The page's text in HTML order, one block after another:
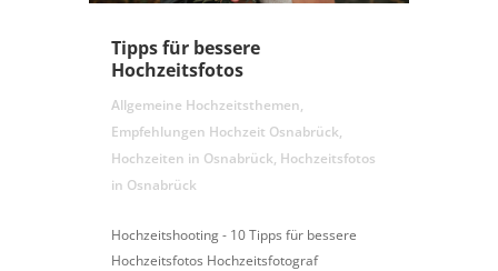
Tipps für bessere
Hochzeitsfotos
Allgemeine Hochzeitsthemen,
Empfehlungen Hochzeit Osnabrück,
Hochzeiten in Osnabrück, Hochzeitsfotos
in Osnabrück
Hochzeitshooting - 10 Tipps für bessere
Hochzeitsfotos Hochzeitsfotograf